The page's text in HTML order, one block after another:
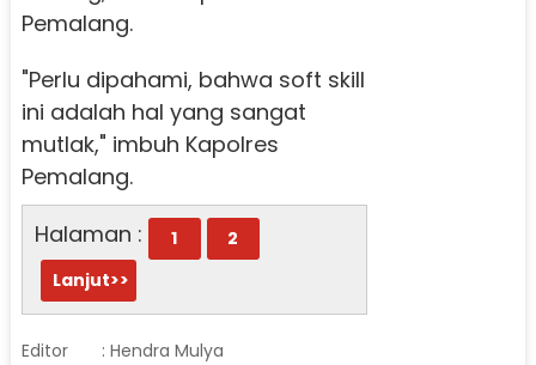
Pemalang.
"Perlu dipahami, bahwa soft skill
ini adalah hal yang sangat
mutlak," imbuh Kapolres
Pemalang.
Halaman :
1
2
Lanjut>>
Editor : Hendra Mulya